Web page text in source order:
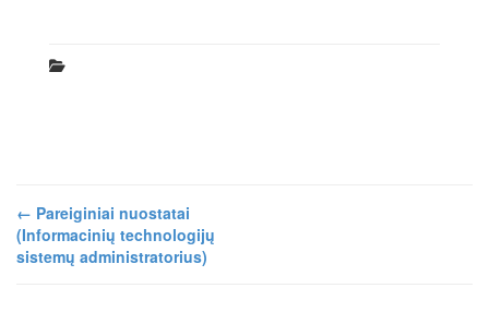
← Pareiginiai nuostatai
(Informacinių technologijų
sistemų administratorius)